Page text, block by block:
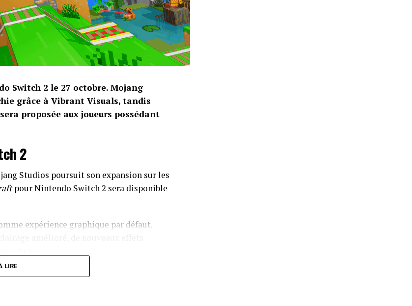
Switch 2 le 27 octobre. Mojang
grâce à Vibrant Visuals, tandis
proposée aux joueurs possédant
2
Studios poursuit son expansion sur les
pour Nintendo Switch 2 sera disponible
expérience graphique par défaut.
Marketplace pourront également
LIRE